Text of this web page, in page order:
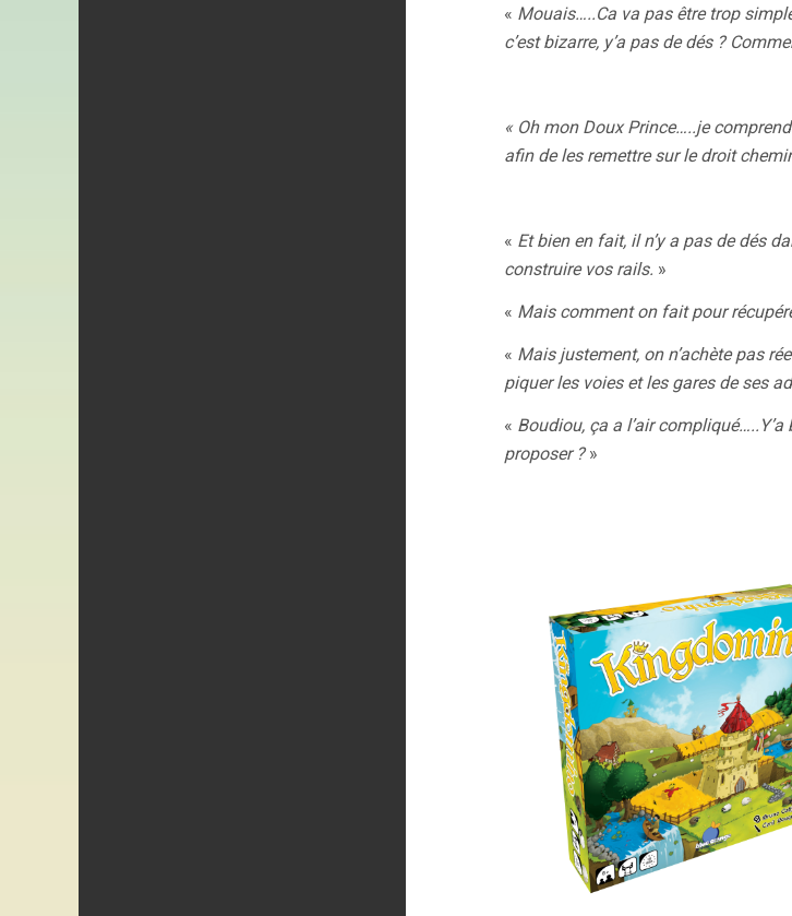
« Mouais…..Ca va pas être trop
c’est bizarre, y’a pas de dés ?
« Oh mon Doux Prince…..je
afin de les remettre sur le droit
« Et bien en fait, il n’y a pas de dés
construire vos rails. »
« Mais comment on fait pour
« Mais justement, on n’achète pas
piquer les voies et les gares de ses
« Boudiou, ça a l’air
proposer ?»